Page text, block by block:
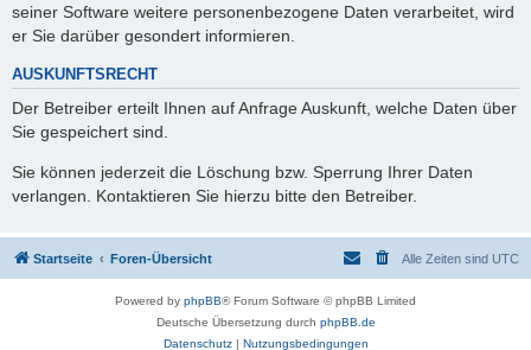
seiner Software weitere personenbezogene Daten verarbeitet, wird
er Sie darüber gesondert informieren.
AUSKUNFTSRECHT
Der Betreiber erteilt Ihnen auf Anfrage Auskunft, welche Daten über
Sie gespeichert sind.
Sie können jederzeit die Löschung bzw. Sperrung Ihrer Daten
verlangen. Kontaktieren Sie hierzu bitte den Betreiber.
Startseite Foren-Übersicht Alle Zeiten sind UTC
Powered by phpBB® Forum Software © phpBB Limited
Deutsche Übersetzung durch phpBB.de
Datenschutz| Nutzungsbedingungen